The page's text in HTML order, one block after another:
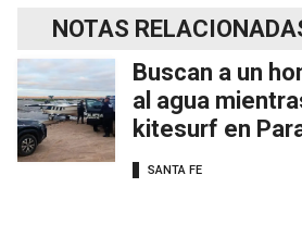
NOTAS
Buscan a un
al agua
kitesurf en
SANTA FE